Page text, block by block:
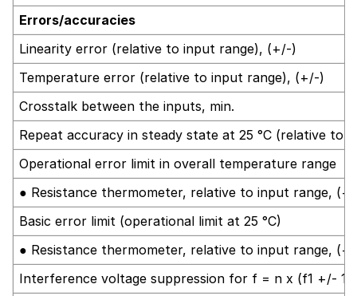
Errors/accuracies
Linearity error (relative to input range), (+/-)
Temperature error (relative to input range), (+/-)
Crosstalk between the inputs, min.
Repeat accuracy in steady state at 25 °C (relative to
Operational error limit in overall temperature range
● Resistance thermometer, relative to input range,
Basic error limit (operational limit at 25 °C)
● Resistance thermometer, relative to input range,
Interference voltage suppression for f = n x (f1 +/- 1